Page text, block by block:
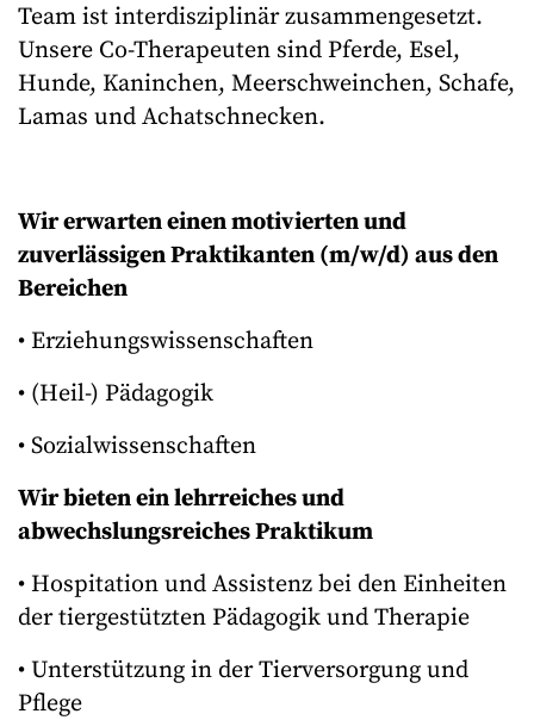
Team ist interdisziplinär zusammengesetzt.
Unsere Co-Therapeuten sind Pferde, Esel,
Hunde, Kaninchen, Meerschweinchen, Schafe,
Lamas und Achatschnecken.
Wir erwarten einen motivierten und
zuverlässigen Praktikanten (m/w/d) aus den
Bereichen
• Erziehungswissenschaften
• (Heil-) Pädagogik
• Sozialwissenschaften
Wir bieten ein lehrreiches und
abwechslungsreiches Praktikum
• Hospitation und Assistenz bei den Einheiten
der tiergestützten Pädagogik und Therapie
• Unterstützung in der Tierversorgung und
Pflege